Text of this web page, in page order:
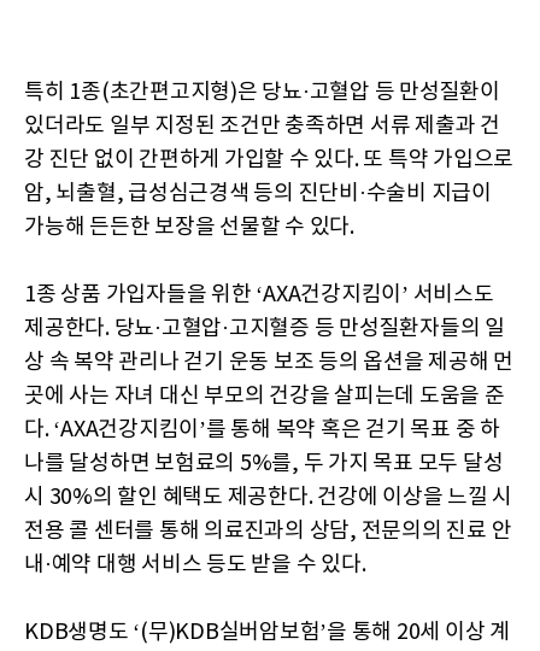
특히 1종(초간편고지형)은 당뇨·고혈압 등 만성질환이
있더라도 일부 지정된 조건만 충족하면 서류 제출과 건
강 진단 없이 간편하게 가입할 수 있다. 또 특약 가입으로
암, 뇌출혈, 급성심근경색 등의 진단비·수술비 지급이
가능해 든든한 보장을 선물할 수 있다.
1종 상품 가입자들을 위한 ‘AXA건강지킴이’ 서비스도
제공한다. 당뇨·고혈압·고지혈증 등 만성질환자들의 일
상 속 복약 관리나 걷기 운동 보조 등의 옵션을 제공해 먼
곳에 사는 자녀 대신 부모의 건강을 살피는데 도움을 준
다. ‘AXA건강지킴이’를 통해 복약 혹은 걷기 목표 중 하
나를 달성하면 보험료의 5%를, 두 가지 목표 모두 달성
시 30%의 할인 혜택도 제공한다. 건강에 이상을 느낄 시
전용 콜 센터를 통해 의료진과의 상담, 전문의의 진료 안
내·예약 대행 서비스 등도 받을 수 있다.
KDB생명도 ‘(무)KDB실버암보험’을 통해 20세 이상 계